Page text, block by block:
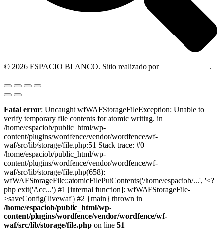
© 2026 ESPACIO BLANCO. Sitio realizado por .
Fatal error: Uncaught wfWAFStorageFileException: Unable to
verify temporary file contents for atomic writing. in
/home/espaciob/public_html/wp-
content/plugins/wordfence/vendor/wordfence/wf-
waf/src/lib/storage/file.php:51 Stack trace: #0
/home/espaciob/public_html/wp-
content/plugins/wordfence/vendor/wordfence/wf-
waf/src/lib/storage/file.php(658):
wfWAFStorageFile::atomicFilePutContents('/home/espaciob/...', '<?
php exit('Acc...') #1 [internal function]: wfWAFStorageFile-
>saveConfig('livewaf') #2 {main} thrown in
/home/espaciob/public_html/wp-
content/plugins/wordfence/vendor/wordfence/wf-
waf/src/lib/storage/file.php on line 51